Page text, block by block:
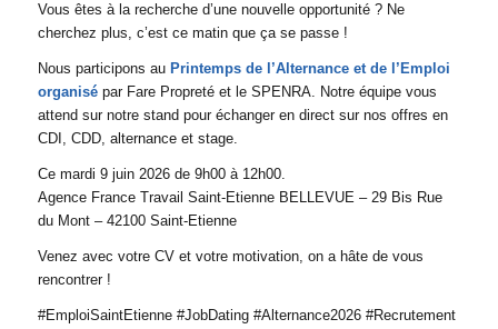
Vous êtes à la recherche d’une nouvelle opportunité ? Ne
cherchez plus, c’est ce matin que ça se passe !
Nous participons au Printemps de l’Alternance et de l’Emploi
organisépar Fare Propreté et le SPENRA. Notre équipe vous
attend sur notre stand pour échanger en direct sur nos offres en
CDI, CDD, alternance et stage.
Ce mardi 9 juin 2026 de 9h00 à 12h00.
Agence France Travail Saint-Etienne BELLEVUE – 29 Bis Rue
du Mont – 42100 Saint-Etienne
Venez avec votre CV et votre motivation, on a hâte de vous
rencontrer !
#EmploiSaintEtienne #JobDating #Alternance2026 #Recrutement